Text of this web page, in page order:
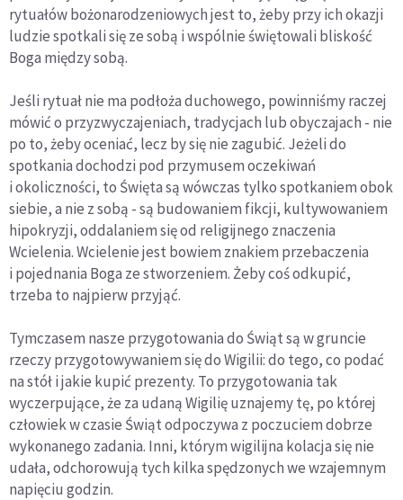
rytuałów bożonarodzeniowych jest to, żeby przy ich okazji
ludzie spotkali się ze sobą i wspólnie świętowali bliskość
Boga między sobą.
Jeśli rytuał nie ma podłoża duchowego, powinniśmy raczej
mówić o przyzwyczajeniach, tradycjach lub obyczajach - nie
po to, żeby oceniać, lecz by się nie zagubić. Jeżeli do
spotkania dochodzi pod przymusem oczekiwań
i okoliczności, to Święta są wówczas tylko spotkaniem obok
siebie, a nie z sobą - są budowaniem fikcji, kultywowaniem
hipokryzji, oddalaniem się od religijnego znaczenia
Wcielenia. Wcielenie jest bowiem znakiem przebaczenia
i pojednania Boga ze stworzeniem. Żeby coś odkupić,
trzeba to najpierw przyjąć.
Tymczasem nasze przygotowania do Świąt są w gruncie
rzeczy przygotowywaniem się do Wigilii: do tego, co podać
na stół i jakie kupić prezenty. To przygotowania tak
wyczerpujące, że za udaną Wigilię uznajemy tę, po której
człowiek w czasie Świąt odpoczywa z poczuciem dobrze
wykonanego zadania. Inni, którym wigilijna kolacja się nie
udała, odchorowują tych kilka spędzonych we wzajemnym
napięciu godzin.